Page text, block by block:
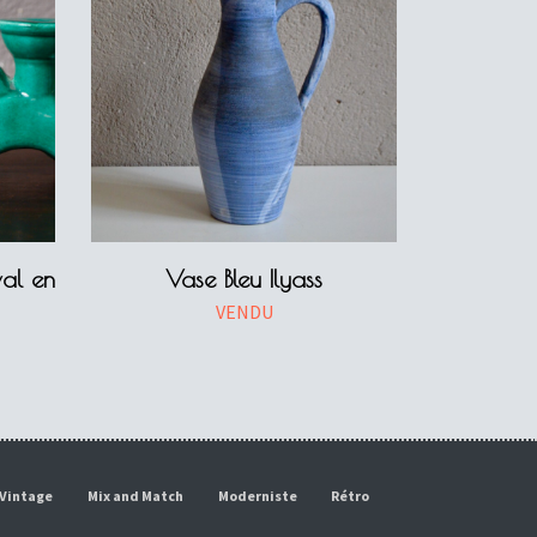
en Vase Bleu Ilyass
VENDU
Mix and Match Moderniste Rétro